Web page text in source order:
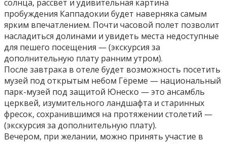
солнца, рассвет и удивительная картина
пробуждения Каппадокии будет наверняка самым
ярким впечатлением. Почти часовой полет позволит
насладиться долинами и увидеть места недоступные
для пешего посещения — (экскурсия за
дополнительную плату ранним утром).
После завтрака в отеле будет возможность посетить
музей под открытым небом Гёреме — национальный
парк-музей под защитой Юнеско — это ансамбль
церквей, изумительного ландшафта и старинных
фресок, сохранившимся на протяжении столетий —
(экскурсия за дополнительную плату).
Вечером, при желании, можно принять участие в